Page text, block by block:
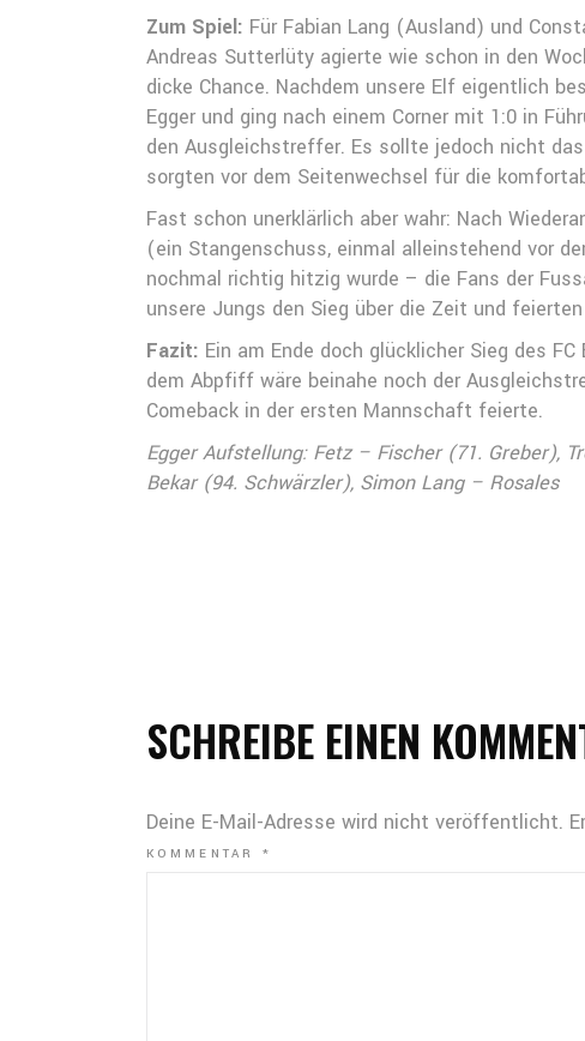
Zum Spiel: Für Fabian Lang (Ausland) und
Andreas Sutterlüty agierte wie schon in den
dicke Chance. Nachdem unsere Elf eigentlich
Egger und ging nach einem Corner mit 1:0 in
den Ausgleichstreffer. Es sollte jedoch nicht
sorgten vor dem Seitenwechsel für die
Fast schon unerklärlich aber wahr: Nach
(ein Stangenschuss, einmal alleinstehend vor
nochmal richtig hitzig wurde – die Fans der
unsere Jungs den Sieg über die Zeit und
Fazit: Ein am Ende doch glücklicher Sieg des
dem Abpfiff wäre beinahe noch der
Comeback in der ersten Mannschaft feierte.
Egger Aufstellung: Fetz – Fischer (71. Greber),
Bekar (94. Schwärzler), Simon Lang – Rosales
SCHREIBE EINEN
Deine E-Mail-Adresse wird nicht veröffentlicht.
KOMMENTAR*